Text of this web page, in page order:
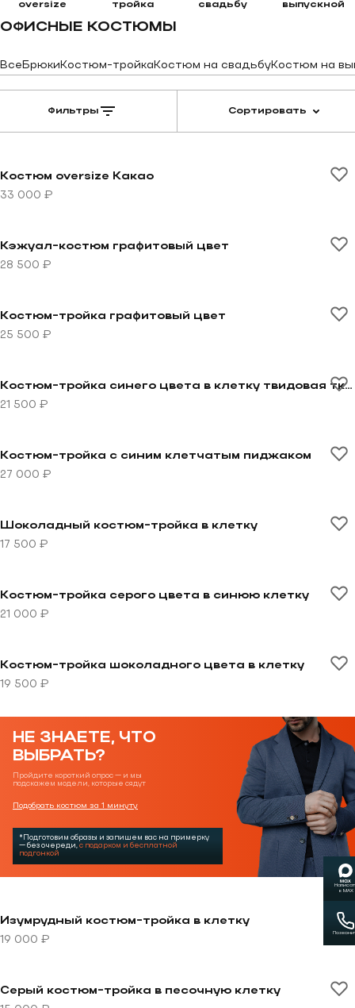
oversize
тройка
свадьбу
выпускной
ОФИСНЫЕ КОСТЮМЫ
ВсеБрюкиКостюм-тройкаКостюм на свадьбуКостюм на
Фильтры Сортировать
Костюм oversize Какао
33 000 ₽
Перейти к товару Кэжуал-костюм графитовый цвет
Кэжуал-костюм графитовый цвет
28 500 ₽
Перейти к товару Костюм-тройка графитовый цвет
Костюм-тройка графитовый цвет
25 500 ₽
Перейти к товару Костюм-тройка синего цвета в
Костюм-тройка синего цвета в клетку твидовая ткань
21 500 ₽
Перейти к товару Костюм-тройка с синим
Костюм-тройка с синим клетчатым пиджаком
27 000 ₽
Перейти к товару Шоколадный костюм-тройка в
Шоколадный костюм-тройка в клетку
17 500 ₽
Перейти к товару Костюм-тройка серого цвета в
Костюм-тройка серого цвета в синюю клетку
21 000 ₽
Перейти к товару Костюм-тройка шоколадного
Костюм-тройка шоколадного цвета в клетку
19 500 ₽
НЕ ЗНАЕТЕ, ЧТО
ВЫБРАТЬ?
Пройдите короткий опрос — и мы
подскажем модели, которые сядут
Подобрать костюм за 1 минуту
*Подготовим образы и запишем вас на примерку
— без очереди, с подарком и бесплатной
подгонкой
Перейти к товару Изумрудный костюм-тройка в
Изумрудный костюм-тройка в клетку
19 000 ₽
Перейти к товару Серый костюм-тройка в песочную
Серый костюм-тройка в песочную клетку
в MAX